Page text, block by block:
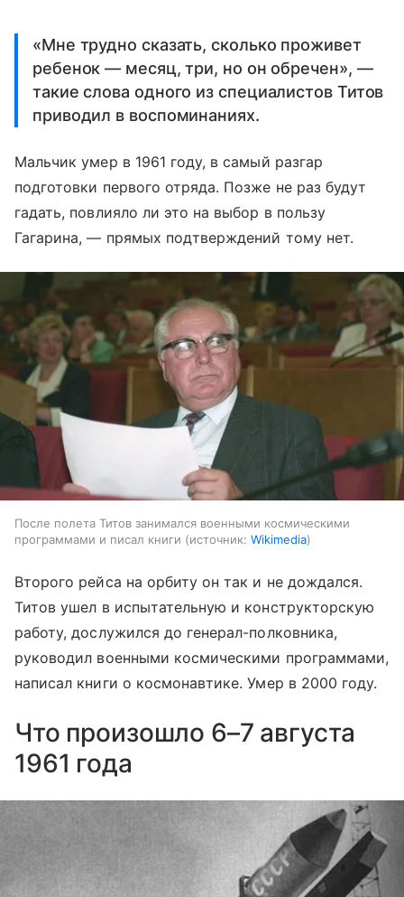
«Мне трудно сказать, сколько проживет
ребенок — месяц, три, но он обречен», —
такие слова одного из специалистов Титов
приводил в воспоминаниях.
Мальчик умер в 1961 году, в самый разгар
подготовки первого отряда. Позже не раз будут
гадать, повлияло ли это на выбор в пользу
Гагарина, — прямых подтверждений тому нет.
После полета Титов занимался военными космическими
программами и писал книги
источник: Wikimedia
Второго рейса на орбиту он так и не дождался.
Титов ушел в испытательную и конструкторскую
работу, дослужился до генерал-полковника,
руководил военными космическими программами,
написал книги о космонавтике. Умер в 2000 году.
Что произошло 6–7 августа
1961 года